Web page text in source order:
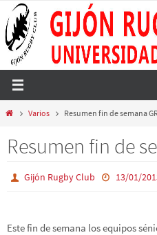
al
contenido
InicioVarios Resumen fin de semana
Resumen fin de
Gijón Rugby Club 13/01/
Este fin de semana los equipos